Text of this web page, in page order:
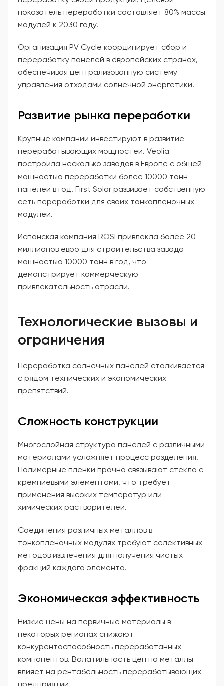
показатель переработки составляет 80% массы
модулей к 2030 году.
Организация PV Cycle координирует сбор и
переработку панелей в европейских странах,
обеспечивая централизованную систему
управления отходами солнечной энергетики.
Развитие рынка переработки
Крупные компании инвестируют в развитие
перерабатывающих мощностей. Veolia
построила несколько заводов в Европе с общей
мощностью переработки более 10000 тонн
панелей в год. First Solar развивает собственную
сеть переработки для своих тонкопленочных
модулей.
Испанская компания ROSI привлекла более 20
миллионов евро для строительства завода
мощностью 10000 тонн в год, что
демонстрирует коммерческую
привлекательность отрасли.
Технологические вызовы и
ограничения
Переработка солнечных панелей сталкивается
с рядом технических и экономических
препятствий.
Сложность конструкции
Многослойная структура панелей с различными
материалами усложняет процесс разделения.
Полимерные пленки прочно связывают стекло с
кремниевыми элементами, что требует
применения высоких температур или
химических растворителей.
Соединения различных металлов в
тонкопленочных модулях требуют селективных
методов извлечения для получения чистых
фракций каждого элемента.
Экономическая эффективность
Низкие цены на первичные материалы в
некоторых регионах снижают
конкурентоспособность переработанных
компонентов. Волатильность цен на металлы
влияет на рентабельность перерабатывающих
предприятий.